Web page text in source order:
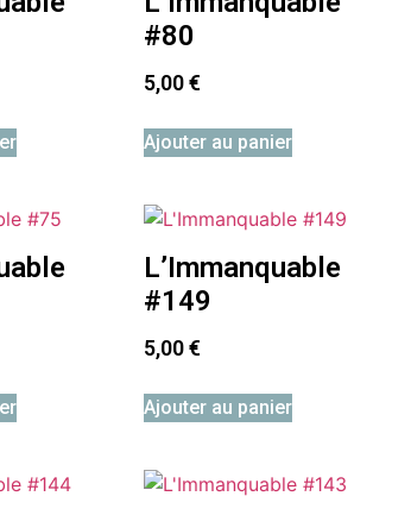
#80
5,00€
Ajouter au panier
L’Immanquable
#149
5,00€
Ajouter au panier